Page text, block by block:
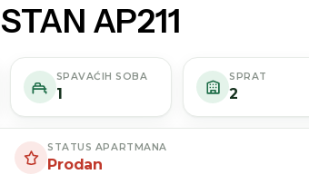
STAN AP211
SPAVAĆIH SOBA
1
SPRAT
2
STATUS APARTMANA
Prodan